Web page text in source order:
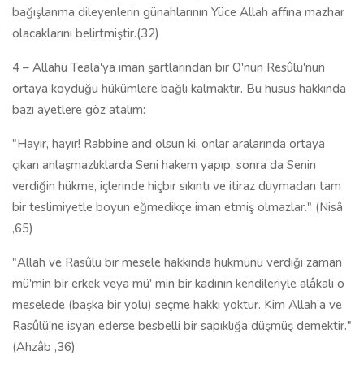
bağışlanma dileyenlerin günahlarının Yüce Allah affına mazhar
olacaklarını belirtmiştir.(32)
4 – Allahü Teala'ya iman şartlarından bir O'nun Resûlü'nün
ortaya koyduğu hükümlere bağlı kalmaktır. Bu husus hakkında
bazı ayetlere göz atalım:
"Hayır, hayır! Rabbine and olsun ki, onlar aralarında ortaya
çıkan anlaşmazlıklarda Seni hakem yapıp, sonra da Senin
verdiğin hükme, içlerinde hiçbir sıkıntı ve itiraz duymadan tam
bir teslimiyetle boyun eğmedikçe iman etmiş olmazlar." (Nisâ
,65)
"Allah ve Rasûlü bir mesele hakkında hükmünü verdiği zaman
mü'min bir erkek veya mü' min bir kadının kendileriyle alâkalı o
meselede (başka bir yolu) seçme hakkı yoktur. Kim Allah'a ve
Rasûlü'ne isyan ederse besbelli bir sapıklığa düşmüş demektir."
(Ahzâb ,36)